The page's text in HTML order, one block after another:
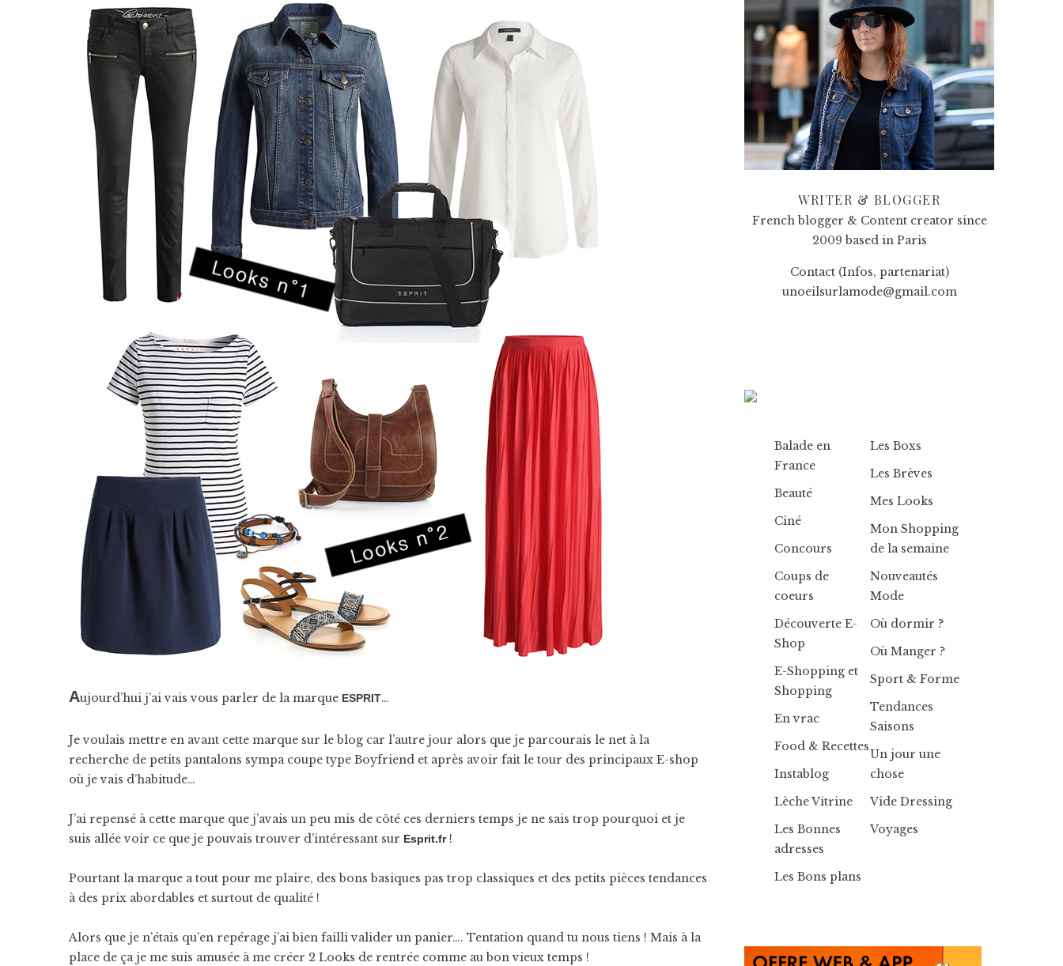
Aujourd’hui j’ai vais vous parler de la marque ESPRIT…
Je voulais mettre en avant cette marque sur le blog car l’autre jour alors que je parcourais le net à la
recherche de petits pantalons sympa coupe type Boyfriend et après avoir fait le tour des principaux E-shop
où je vais d’habitude…
J’ai repensé à cette marque que j’avais un peu mis de côté ces derniers temps je ne sais trop pourquoi et je
suis allée voir ce que je pouvais trouver d’intéressant sur Esprit.fr !
Pourtant la marque a tout pour me plaire, des bons basiques pas trop classiques et des petits pièces tendances
à des prix abordables et surtout de qualité !
Alors que je n’étais qu’en repérage j’ai bien failli valider un panier…. Tentation quand tu nous tiens ! Mais à la
place de ça je me suis amusée à me créer 2 Looks de rentrée comme au bon vieux temps !
WRITER & BLOGGER
French blogger & Content creator since
2009 based in Paris
Contact (Infos, partenariat)
unoeilsurlamode@gmail.com
Balade en
France
Beauté
Ciné
Concours
Coups de
coeurs
Découverte E-
Shop
E-Shopping et
Shopping
En vrac
Food & Recettes
Instablog
Lèche Vitrine
Les Bonnes
adresses
Les Bons plans
Les Boxs
Les Brèves
Mes Looks
Mon Shopping
de la semaine
Nouveautés
Mode
Où dormir ?
Où Manger ?
Sport & Forme
Tendances
Saisons
Un jour une
chose
Vide Dressing
Voyages